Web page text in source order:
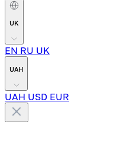
UK
EN RU UK
UAH
UAH USD EUR